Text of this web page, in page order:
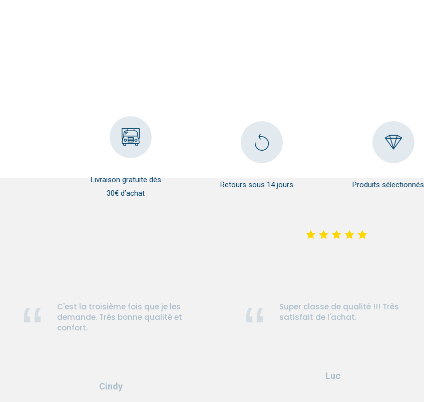
Livraison gratuite dès
30€ d’achat
Retours sous 14 jours Produits sélectionnés
C'est la troisième fois que je les
demande. Très bonne qualité et
confort.
Cindy
Super classe de qualité !!! Très
satisfait de l'achat.
Luc